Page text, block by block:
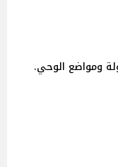
ومواضع الوحي.